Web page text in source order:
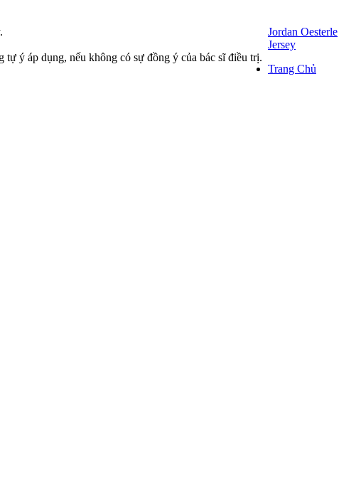
tự ý áp dụng, nếu không có sự đồng ý của bác sĩ điều trị.
Jordan Oesterle
Jersey
Trang Chủ